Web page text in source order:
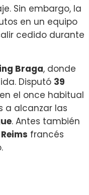
Sin embargo, la
en un equipo
cedido durante
Braga, donde
Disputó 39
el once habitual
a alcanzar las
. Antes también
francés